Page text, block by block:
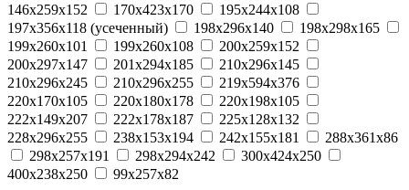
146x259x152
170x423x170
195x244x108
197x356x118 (усеченный)
198x296x140
198x298x165
199x260x101
199x260x108
200x259x152
200x297x147
201x294x185
210x296x145
210x296x245
210x296x255
219x594x376
220x170x105
220x180x178
220x198x105
222x149x207
222x178x187
225x128x132
228x296x255
238x153x194 242x155x181
288x361x86
298x257x191
298x294x242
300x424x250
400x238x250
99x257x82